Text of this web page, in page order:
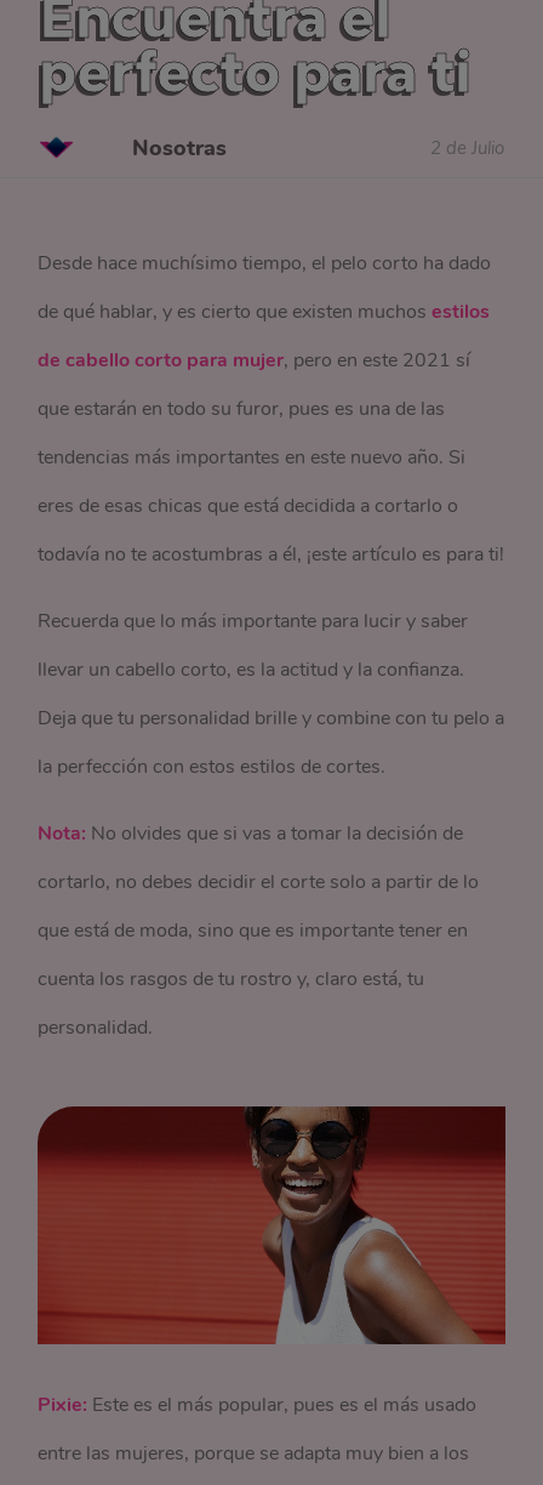
Encuentra el
perfecto para ti
Nosotras 2 de Julio
Desde hace muchísimo tiempo, el pelo corto ha dado
de qué hablar, y es cierto que existen muchosestilos
de cabello corto para mujer, pero en este 2021 sí
que estarán en todo su furor, pues es una de las
tendencias más importantes en este nuevo año. Si
eres de esas chicas que está decidida a cortarlo o
todavía no te acostumbras a él, ¡este artículo es para ti!
Recuerda que lo más importante para lucir y saber
llevar un cabello corto, es la actitud y la confianza.
Deja que tu personalidad brille y combine con tu pelo a
la perfección con estos estilos de cortes.
Nota: No olvides que si vas a tomar la decisión de
cortarlo, no debes decidir el corte solo a partir de lo
que está de moda, sino que es importante tener en
cuenta los rasgos de tu rostro y, claro está, tu
personalidad.
Pixie: Este es el más popular, pues es el más usado
entre las mujeres, porque se adapta muy bien a los